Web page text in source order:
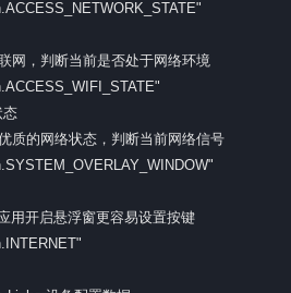
网，判断当前是否处于网络环境
态
质的网络状态，判断当前网络信号
用开启悬浮窗更容易设置按键